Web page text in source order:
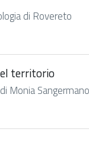
di Rovereto
territorio
Monia